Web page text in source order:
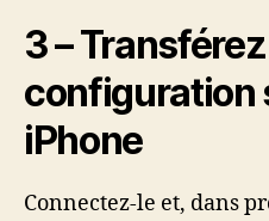
3 –
configuration
iPhone
Connectez-le et, dans